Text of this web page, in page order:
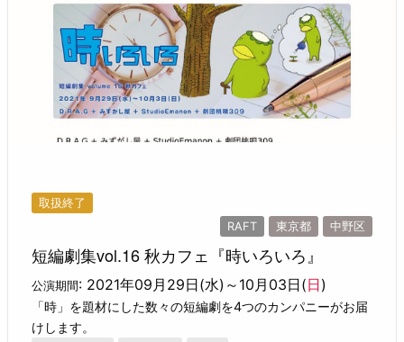
取扱終了
RAFT
東京都 中野区
短編劇集vol.16 秋カフェ『時いろいろ』
公演期間 : 2021年09月29日(水)～10月03日(日)
「時」を題材にした数々の短編劇を4つのカンパニーがお届
けします。